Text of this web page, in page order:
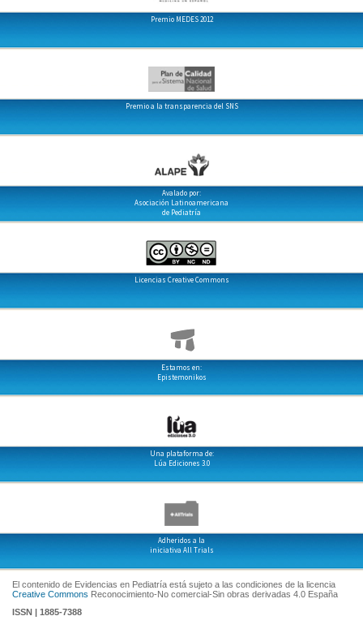
Premio MEDES 2012
Premio a la transparencia del SNS
Avalado por:
Asociación Latinoamericana
de Pediatría
Licencias Creative Commons
Estamos en:
Epistemonikos
Una plataforma de:
Lúa Ediciones 3.0
Adheridos a la
iniciativa All Trials
El contenido de Evidencias en Pediatría está sujeto a las condiciones de la licencia
Creative Commons Reconocimiento-No comercial-Sin obras derivadas 4.0 España
ISSN | 1885-7388